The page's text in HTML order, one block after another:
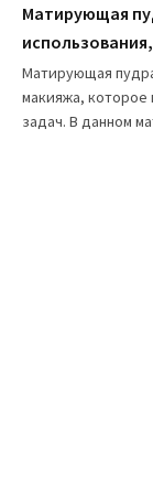
Матирующая
Матирующая
макияжа, которое
задач. В данном